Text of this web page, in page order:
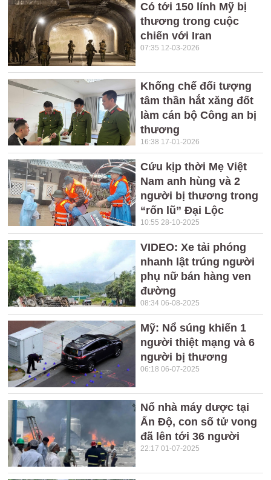
Có tới 150 lính Mỹ bị
thương trong cuộc
chiến với Iran
07:35 12-03-2026
Khống chế đối tượng
tâm thần hắt xăng đốt
làm cán bộ Công an bị
thương
16:38 17-01-2026
Cứu kịp thời Mẹ Việt
Nam anh hùng và 2
người bị thương trong
“rốn lũ” Đại Lộc
10:55 28-10-2025
VIDEO: Xe tải phóng
nhanh lật trúng người
phụ nữ bán hàng ven
đường
08:34 06-08-2025
Mỹ: Nổ súng khiến 1
người thiệt mạng và 6
người bị thương
06:18 06-07-2025
Nổ nhà máy dược tại
Ấn Độ, con số tử vong
đã lên tới 36 người
22:17 01-07-2025